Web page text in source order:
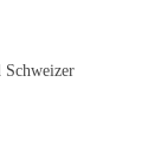
Schweizer